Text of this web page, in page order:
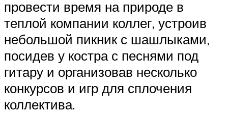
провести время на природе в
теплой компании коллег, устроив
небольшой пикник с шашлыками,
посидев у костра с песнями под
гитару и организовав несколько
конкурсов и игр для сплочения
коллектива.